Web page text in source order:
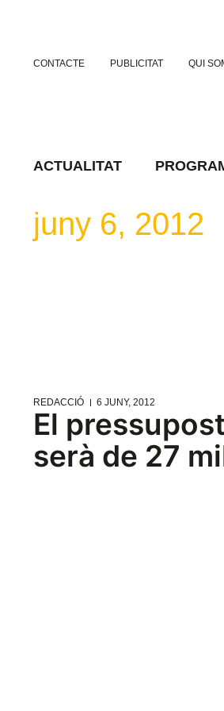
CONTACTE PUBLICITAT QUI
ACTUALITAT
juny 6, 2012
REDACCIÓ 6 JUNY, 2012
El
serà de 27